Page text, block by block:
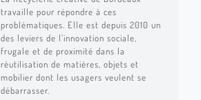
travaille pour répondre à ces
problématiques. Elle est depuis 2010 un
des leviers de l’innovation sociale,
frugale et de proximité dans la
réutilisation de matières, objets et
mobilier dont les usagers veulent se
débarrasser.